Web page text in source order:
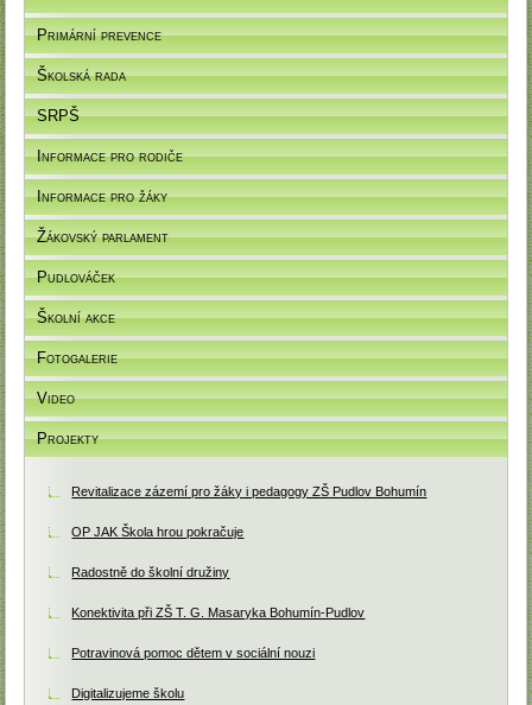
Primární prevence
Školská rada
SRPŠ
Informace pro rodiče
Informace pro žáky
Žákovský parlament
Pudlováček
Školní akce
Fotogalerie
Video
Projekty
Revitalizace zázemí pro žáky i pedagogy ZŠ Pudlov Bohumín
OP JAK Škola hrou pokračuje
Radostně do školní družiny
Konektivita při ZŠ T. G. Masaryka Bohumín-Pudlov
Potravinová pomoc dětem v sociální nouzi
Digitalizujeme školu